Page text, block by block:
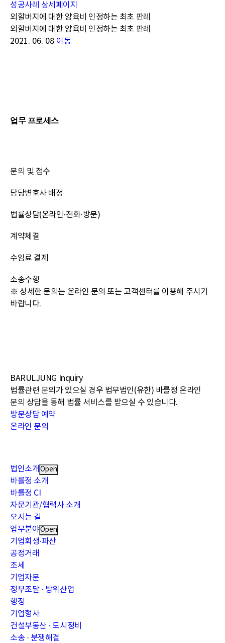
성공사례 상세페이지
외할버지에 대한 양육비 인정하는 최초 판례
외할버지에 대한 양육비 인정하는 최초 판례
2021. 06. 08 이동
업무 프로세스
문의 및 접수
담당변호사 배정
법률상담(온라인·전화·방문)
계약체결
수임료 결제
소송수행
※ 상세한 문의는 온라인 문의 또는 고객센터를 이용해 주시기
바랍니다.
BARULJUNG Inquiry
법률관련 문의가 있으실 경우 법무법인(유한) 바를정 온라인
문의 상담을 통해 법률 서비스를 받으실 수 있습니다.
방문상담 예약
온라인 문의
법인소개 Open
바를정 소개
바를정 CI
자문기관/협력사 소개
오시는 길
업무분야Open
기업회생·파산
공정거래
조세
기업자문
정부조달 · 방위산업
행정
기업형사
건설부동산 · 도시정비
소송 · 분쟁해결